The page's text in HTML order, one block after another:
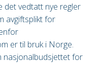
det vedtatt nye regler
avgiftsplikt for
er til bruk i Norge.
nasjonalbudsjettet for